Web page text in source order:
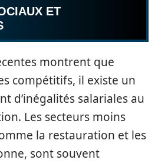
ET
montrent que
compétitifs, il existe un
d’inégalités salariales au
Les secteurs moins
la restauration et les
sont souvent